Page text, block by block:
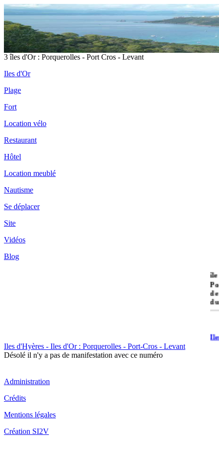
3 îles d'Or : Porquerolles - Port Cros - Levant
Iles d'Or
Plage
Fort
Location vélo
Restaurant
Hôtel
Location meublé
Nautisme
Se déplacer
Site
Vidéos
Blog
île
Iles d'Hyères - Iles d'Or : Porquerolles - Port-Cros - Levant
Désolé il n'y a pas de manifestation avec ce numéro
Administration
Crédits
Mentions légales
Création SI2V